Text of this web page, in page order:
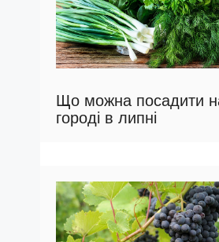
Що можна посадити
городі в липні